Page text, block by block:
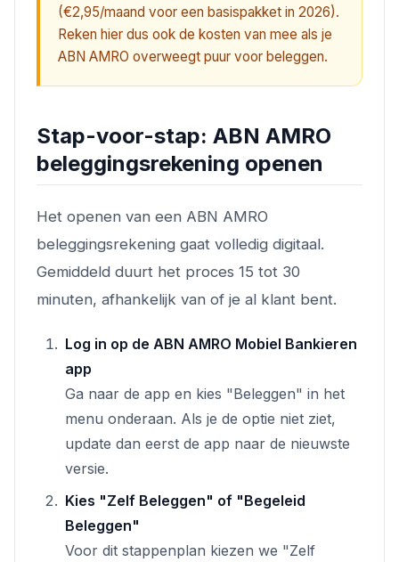
(€2,95/maand voor een basispakket in 2026).
Reken hier dus ook de kosten van mee als je
ABN AMRO overweegt puur voor beleggen.
Stap-voor-stap: ABN AMRO
beleggingsrekening openen
Het openen van een ABN AMRO
beleggingsrekening gaat volledig digitaal.
Gemiddeld duurt het proces 15 tot 30
minuten, afhankelijk van of je al klant bent.
Log in op de ABN AMRO Mobiel Bankieren
app
Ga naar de app en kies "Beleggen" in het
menu onderaan. Als je de optie niet ziet,
update dan eerst de app naar de nieuwste
versie.
Kies "Zelf Beleggen" of "Begeleid
Beleggen"
Voor dit stappenplan kiezen we "Zelf